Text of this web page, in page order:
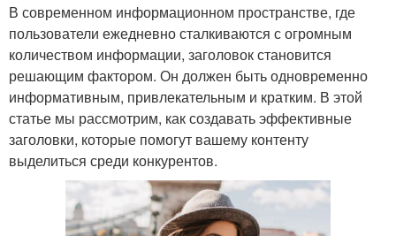
В современном информационном пространстве, где
пользователи ежедневно сталкиваются с огромным
количеством информации, заголовок становится
решающим фактором. Он должен быть одновременно
информативным, привлекательным и кратким. В этой
статье мы рассмотрим, как создавать эффективные
заголовки, которые помогут вашему контенту
выделиться среди конкурентов.